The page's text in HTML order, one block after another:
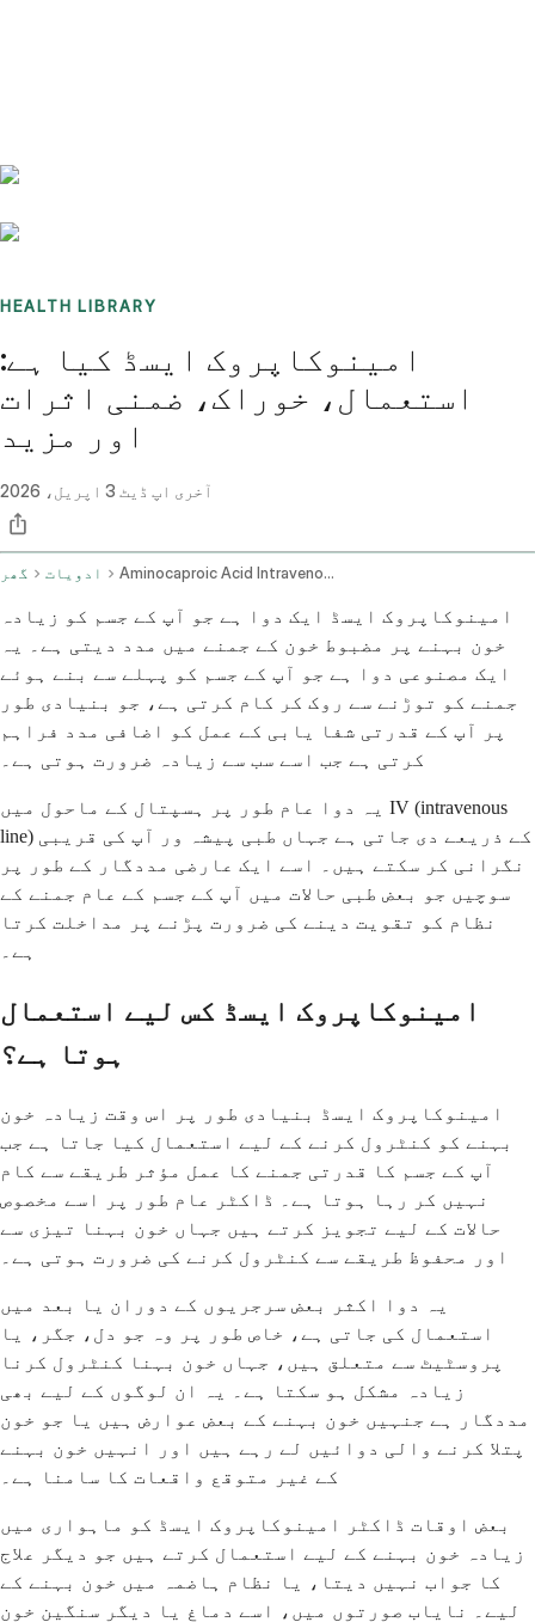
HEALTH LIBRARY
امینوکاپروک ایسڈ کیا ہے:
استعمال، خوراک، ضمنی اثرات
اور مزید
آخری اپ ڈیٹ 3 اپریل، 2026
گھر ادویات Aminocaproic Acid Intravenous Route
امینوکاپروک ایسڈ ایک دوا ہے جو آپ کے جسم کو زیادہ
خون بہنے پر مضبوط خون کے جمنے میں مدد دیتی ہے۔ یہ
ایک مصنوعی دوا ہے جو آپ کے جسم کو پہلے سے بنے ہوئے
جمنے کو توڑنے سے روک کر کام کرتی ہے، جو بنیادی طور
پر آپ کے قدرتی شفا یابی کے عمل کو اضافی مدد فراہم
کرتی ہے جب اسے سب سے زیادہ ضرورت ہوتی ہے۔
یہ دوا عام طور پر ہسپتال کے ماحول میں IV (intravenous
line) کے ذریعے دی جاتی ہے جہاں طبی پیشہ ور آپ کی قریبی
نگرانی کر سکتے ہیں۔ اسے ایک عارضی مددگار کے طور پر
سوچیں جو بعض طبی حالات میں آپ کے جسم کے عام جمنے کے
نظام کو تقویت دینے کی ضرورت پڑنے پر مداخلت کرتا
ہے۔
امینوکاپروک ایسڈ کس لیے استعمال
ہوتا ہے؟
امینوکاپروک ایسڈ بنیادی طور پر اس وقت زیادہ خون
بہنے کو کنٹرول کرنے کے لیے استعمال کیا جاتا ہے جب
آپ کے جسم کا قدرتی جمنے کا عمل مؤثر طریقے سے کام
نہیں کر رہا ہوتا ہے۔ ڈاکٹر عام طور پر اسے مخصوص
حالات کے لیے تجویز کرتے ہیں جہاں خون بہنا تیزی سے
اور محفوظ طریقے سے کنٹرول کرنے کی ضرورت ہوتی ہے۔
یہ دوا اکثر بعض سرجریوں کے دوران یا بعد میں
استعمال کی جاتی ہے، خاص طور پر وہ جو دل، جگر، یا
پروسٹیٹ سے متعلق ہیں، جہاں خون بہنا کنٹرول کرنا
زیادہ مشکل ہو سکتا ہے۔ یہ ان لوگوں کے لیے بھی
مددگار ہے جنہیں خون بہنے کے بعض عوارض ہیں یا جو خون
پتلا کرنے والی دوائیں لے رہے ہیں اور انہیں خون بہنے
کے غیر متوقع واقعات کا سامنا ہے۔
بعض اوقات ڈاکٹر امینوکاپروک ایسڈ کو ماہواری میں
زیادہ خون بہنے کے لیے استعمال کرتے ہیں جو دیگر علاج
کا جواب نہیں دیتا، یا نظام ہاضمہ میں خون بہنے کے
لیے۔ نایاب صورتوں میں، اسے دماغ یا دیگر سنگین خون